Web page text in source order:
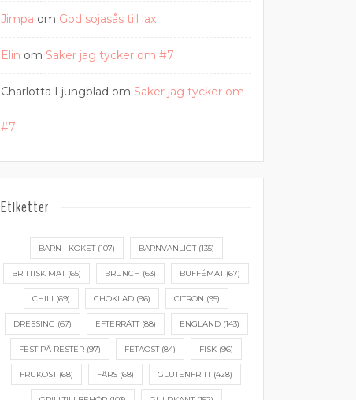
Jimpa om God sojasås till lax
Elin om Saker jag tycker om #7
Charlotta Ljungblad om Saker jag tycker om
#7
Etiketter
BARN I KÖKET(107) BARNVÄNLIGT(135)
BRITTISK MAT(65) BRUNCH (63) BUFFÉMAT(67)
CHILI (69) CHOKLAD (96) CITRON (95)
DRESSING (67) EFTERRÄTT(88) ENGLAND(143)
FEST PÅ RESTER (97) FETAOST(84) FISK (96)
FRUKOST(68) FÄRS (68) GLUTENFRITT(428)